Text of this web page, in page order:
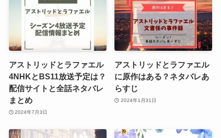
アストリッドとラファエル
4NHKとBS11放送予定は？
配信サイトと全話ネタバレ
まとめ
2024年7月3日
アストリッドとラファエル
に原作はある？ネタバレあ
らすじ
2024年1月31日